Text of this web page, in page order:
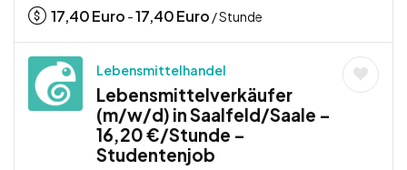
17,40Euro -17,40Euro / Stunde
Lebensmittelhandel
Lebensmittelverkäufer
(m/w/d) in Saalfeld/Saale –
16,20 €/Stunde –
Studentenjob